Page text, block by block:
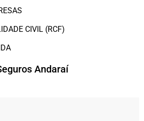
CIVIL (RCF)
Andaraí